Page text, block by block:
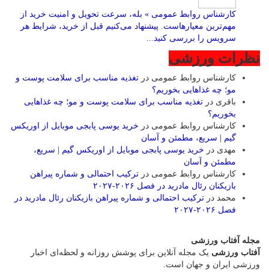
کارشناس روابط عمومی » بله، سرعت تحویل و امنیت خرید از
مهم‌ترین معیارهاست. پیشنهاد می‌کنیم قبل از خرید، شرایط هر
سرویس را بررسی کنید...
نظرات ورزشی
کارشناس روابط عمومی در تغذیه مناسب برای سلامت پوست و
مو؛ چه غذاهایی بخوریم؟
باقری در تغذیه مناسب برای سلامت پوست و مو؛ چه غذاهایی
بخوریم؟
کارشناس روابط عمومی در خرید یوسی پابجی موبایل از اوریکس
گیم | سریع، مطمئن و آسان
مهدی در خرید یوسی پابجی موبایل از اوریکس گیم | سریع،
مطمئن و آسان
کارشناس روابط عمومی در ترکیب احتمالی و شماره پیراهن
بازیکنان رئال مادرید در فصل ۲۰۲۶-۲۰۲۷
محمد در ترکیب احتمالی و شماره پیراهن بازیکنان رئال مادرید در
فصل ۲۰۲۶-۲۰۲۷
مجله آفتاب ورزشی
آفتاب ورزشی یک مجله آنلاین برای پوشش روزانه و لحظه‌ای اخبار
ورزشی ایران و جهان است.